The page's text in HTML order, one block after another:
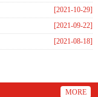
[2021-10-29]
[2021-09-22]
[2021-08-18]
MORE